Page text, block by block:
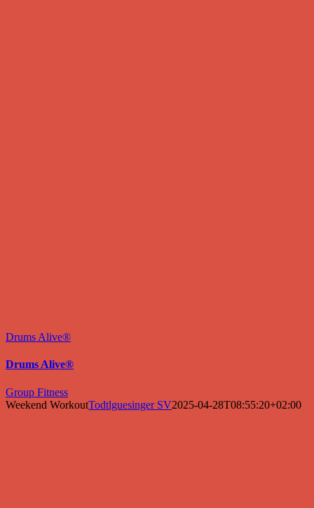
Drums Alive®
Drums Alive®
Group Fitness
Weekend WorkoutTodtlguesinger SV2025-04-28T08:55:20+02:00